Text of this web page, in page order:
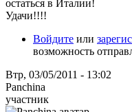
остаться в Италии!
Удачи!!!!
Войдите или
возможность
Втр, 03/05/2011 - 13:02
Panchina
участник